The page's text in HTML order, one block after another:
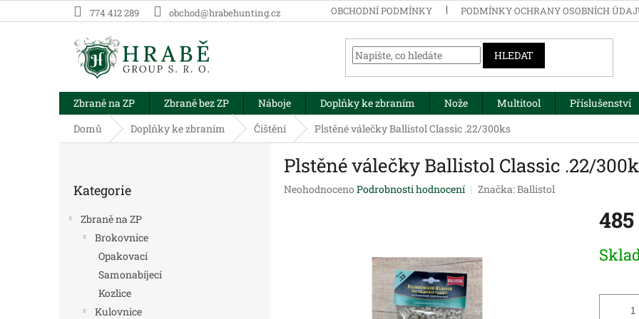
na
774 412 289 obchod@hrabehunting.cz OBCHODNÍ PODMÍNKY PODMÍNKY OCHRANY OSOBNÍCH
HLEDAT
Zbraně na ZP Zbraně bez ZP Náboje Doplňky ke zbraním Nože Multitool Příslušenství
Domů
Doplňky ke zbraním Čištění Plstěné válečky Ballistol Classic .22/300ks
kategorie
Kategorie
Zbraně na ZP
Brokovnice
Opakovací
Samonabíjecí
Kozlice
Kulovnice
Plstěné válečky Ballistol Classic .22/
Průměrné
Neohodnoceno Podrobnosti hodnocení Značka:Ballistol
cena: